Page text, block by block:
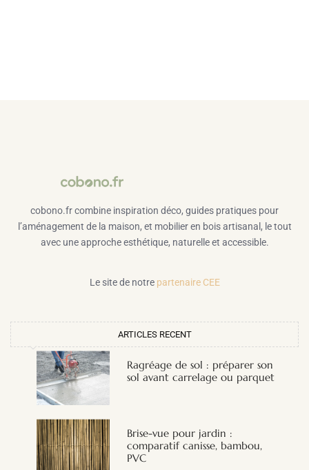
cobono.fr combine inspiration déco, guides pratiques pour
l’aménagement de la maison, et mobilier en bois artisanal, le tout
avec une approche esthétique, naturelle et accessible.
Le site de notre partenaire CEE
ARTICLES RECENT
Ragréage de sol : préparer son
sol avant carrelage ou parquet
Brise-vue pour jardin :
comparatif canisse, bambou,
PVC